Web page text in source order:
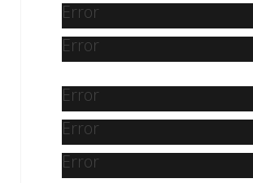
Error
Error
Error
Error
Error